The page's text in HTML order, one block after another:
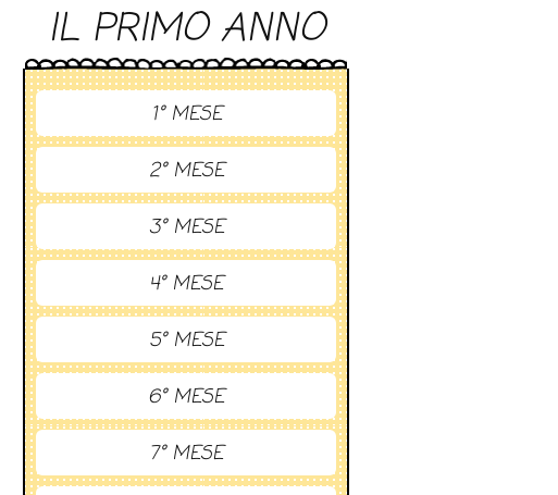
IL PRIMO ANNO
1° MESE
2° MESE
3° MESE
4° MESE
5° MESE
6° MESE
7° MESE